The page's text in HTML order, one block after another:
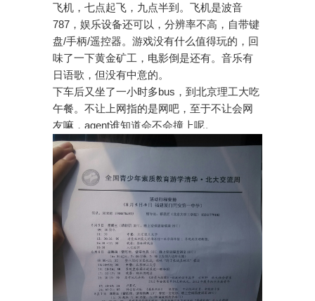
飞机，七点起飞，九点半到。飞机是波音
787，娱乐设备还可以，分辨率不高，自带键
盘/手柄/遥控器。游戏没有什么值得玩的，回
味了一下黄金矿工，电影倒是还有。音乐有
日语歌，但没有中意的。
下车后又坐了一小时多bus，到北京理工大吃
午餐。不让上网指的是网吧，至于不让会网
友嘛，agent谁知道会不会撞上呢。